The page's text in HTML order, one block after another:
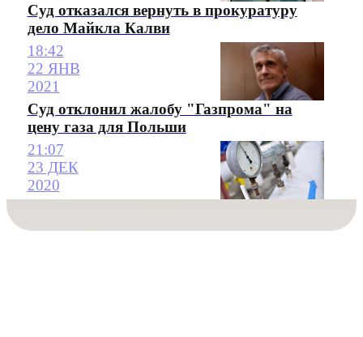
Суд отказался вернуть в прокуратуру
дело Майкла Калви
18:42
22 ЯНВ
2021
Суд отклонил жалобу "Газпрома" на
цену газа для Польши
21:07
23 ДЕК
2020